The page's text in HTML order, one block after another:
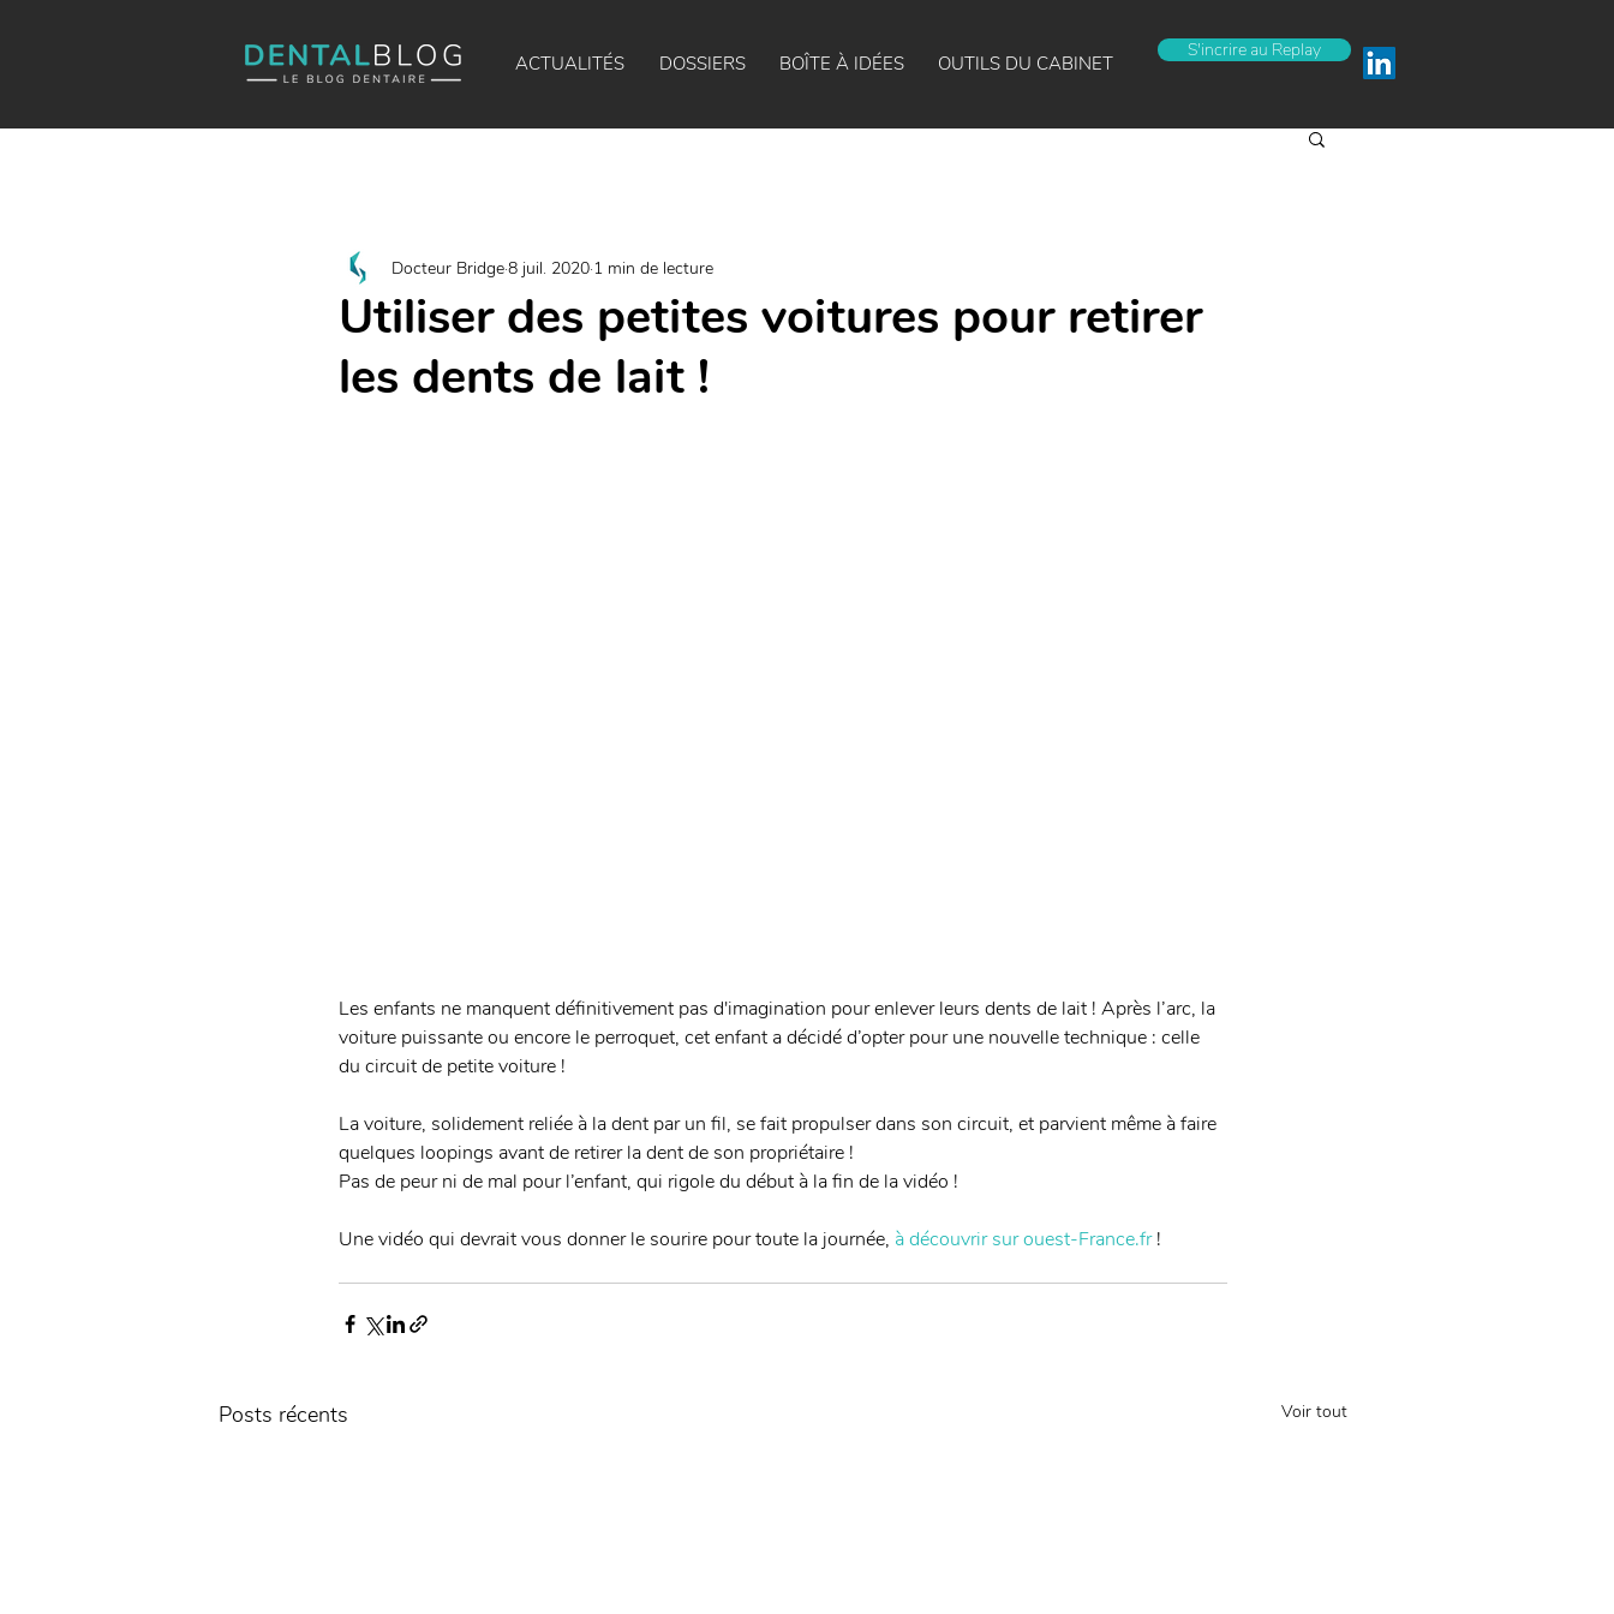
ACTUALITÉS DOSSIERS BOÎTE À IDÉES OUTILS DU CABINET
S'incrire au Replay
Utiliser des petites voitures pour retirer
les dents de lait !
Docteur Bridge8 juil. 2020 1 min de lecture
Les enfants ne manquent définitivement pas d'imagination pour enlever leurs dents de lait ! Après l’arc, la
voiture puissante ou encore le perroquet, cet enfant a décidé d’opter pour une nouvelle technique : celle
du circuit de petite voiture !
La voiture, solidement reliée à la dent par un fil, se fait propulser dans son circuit, et parvient même à faire
quelques loopings avant de retirer la dent de son propriétaire !
Pas de peur ni de mal pour l’enfant, qui rigole du début à la fin de la vidéo !
Une vidéo qui devrait vous donner le sourire pour toute la journée, à découvrir sur ouest-France.fr !
Posts récents Voir tout